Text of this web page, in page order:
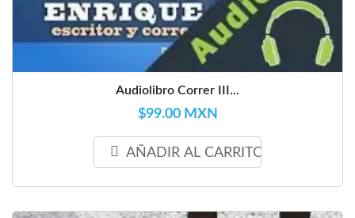
Audiolibro Correr III...
$99.00 MXN
AÑADIR AL CARRITO